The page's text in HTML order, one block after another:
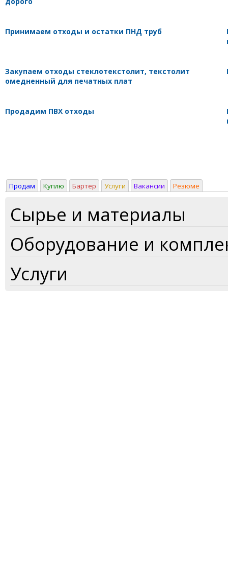
Принимаем отходы и остатки ПНД труб
Закупаем отходы стеклотекстолит, текстолит
омедненный для печатных плат
Продадим ПВХ отходы
Продам Куплю Бартер Услуги Вакансии Резюме
Сырье и материалы
Оборудование и
Услуги